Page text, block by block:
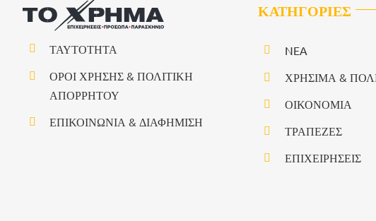
ΤΑΥΤΟΤΗΤΑ
ΟΡΟΙ ΧΡΗΣΗΣ & ΠΟΛΙΤΙΚΗ
ΑΠΟΡΡΗΤΟΥ
ΕΠΙΚΟΙΝΩΝΙΑ & ΔΙΑΦΗΜΙΣΗ
ΚΑΤΗΓΟΡΙΕΣ
NEA
ΧΡΗΣΙΜΑ &
ΟΙΚΟΝΟΜΙΑ
ΤΡΑΠΕΖΕΣ
ΕΠΙΧΕΙΡΗΣΕΙΣ